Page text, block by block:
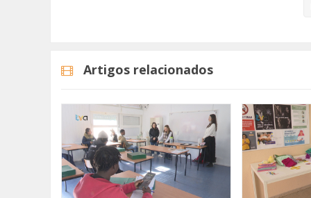
"Esta decisão tem em consideração que,
conselho de ministros extraordinário, realizado
Na segunda-feira, depois de uma reunião
Odivelas, a Ministra Mariana Vieira da
habitantes nestes territórios desceu dos
últimos sete dias, pode-se verificar uma
que importa consolidar e não estamos em
acompanhamento", afirmou a ministra da
Artigos relacionados